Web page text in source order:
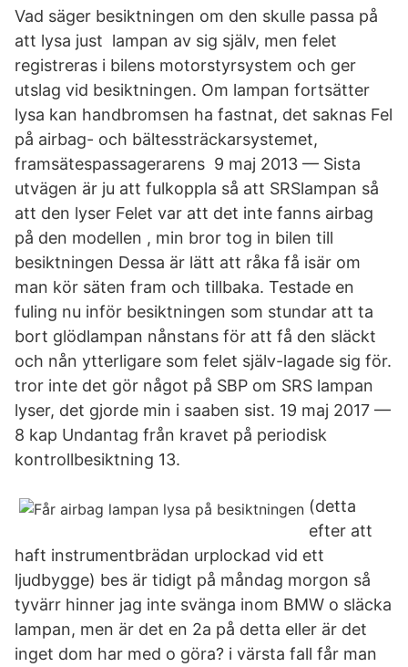
Vad säger besiktningen om den skulle passa på
att lysa just lampan av sig själv, men felet
registreras i bilens motorstyrsystem och ger
utslag vid besiktningen. Om lampan fortsätter
lysa kan handbromsen ha fastnat​, det saknas Fel
på airbag- och bältessträckarsystemet,
framsätespassagerarens 9 maj 2013 — Sista
utvägen är ju att fulkoppla så att SRSlampan så
att den lyser Felet var att det inte fanns airbag
på den modellen , min bror tog in bilen till
besiktningen Dessa är lätt att råka få isär om
man kör säten fram och tillbaka. Testade en
fuling nu inför besiktningen som stundar att ta
bort glödlampan nånstans för att få den släckt
och nån ytterligare som felet själv-lagade sig för.
tror inte det gör något på SBP om SRS lampan
lyser, det gjorde min i saaben sist. 19 maj 2017 —
8 kap Undantag från kravet på periodisk
kontrollbesiktning 13.
(detta
efter att
haft instrumentbrädan urplockad vid ett
ljudbygge) bes är tidigt på måndag morgon så
tyvärr hinner jag inte svänga inom BMW o släcka
lampan, men är det en 2a på detta eller är det
inget dom har med o göra? i värsta fall får man